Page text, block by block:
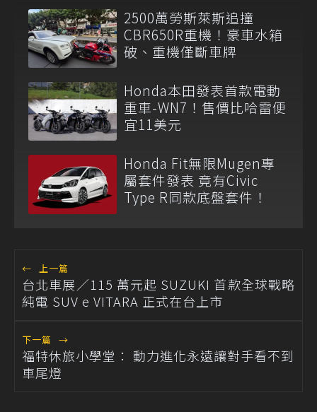
2500萬勞斯萊斯追撞
CBR650R重機！豪車水箱
破、重機僅斷車牌
Honda本田發表首款電動
重車-WN7！售價比哈雷便
宜11美元
Honda Fit無限Mugen專
屬套件發表 竟有Civic
Type R同款底盤套件！
← 上一篇
台北車展／115 萬元起 SUZUKI 首款全球戰略
純電 SUV e VITARA 正式在台上市
下一篇 →
福特休旅小學堂： 動力進化永遠讓對手看不到
車尾燈